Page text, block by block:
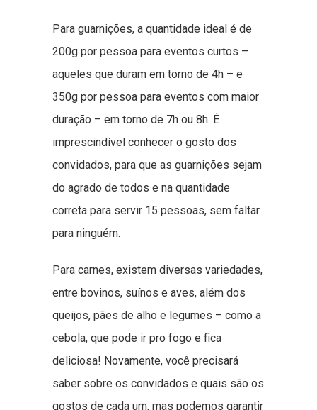
Para guarnições, a quantidade ideal é de
200g por pessoa para eventos curtos –
aqueles que duram em torno de 4h – e
350g por pessoa para eventos com maior
duração – em torno de 7h ou 8h. É
imprescindível conhecer o gosto dos
convidados, para que as guarnições sejam
do agrado de todos e na quantidade
correta para servir 15 pessoas, sem faltar
para ninguém.
Para carnes, existem diversas variedades,
entre bovinos, suínos e aves, além dos
queijos, pães de alho e legumes – como a
cebola, que pode ir pro fogo e fica
deliciosa! Novamente, você precisará
saber sobre os convidados e quais são os
gostos de cada um, mas podemos garantir